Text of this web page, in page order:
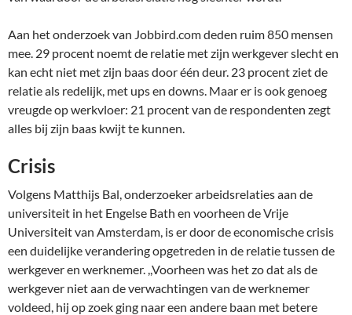
Aan het onderzoek van Jobbird.com deden ruim 850 mensen
mee. 29 procent noemt de relatie met zijn werkgever slecht en
kan echt niet met zijn baas door één deur. 23 procent ziet de
relatie als redelijk, met ups en downs. Maar er is ook genoeg
vreugde op werkvloer: 21 procent van de respondenten zegt
alles bij zijn baas kwijt te kunnen.
Crisis
Volgens Matthijs Bal, onderzoeker arbeidsrelaties aan de
universiteit in het Engelse Bath en voorheen de Vrije
Universiteit van Amsterdam, is er door de economische crisis
een duidelijke verandering opgetreden in de relatie tussen de
werkgever en werknemer. ,,Voorheen was het zo dat als de
werkgever niet aan de verwachtingen van de werknemer
voldeed, hij op zoek ging naar een andere baan met betere